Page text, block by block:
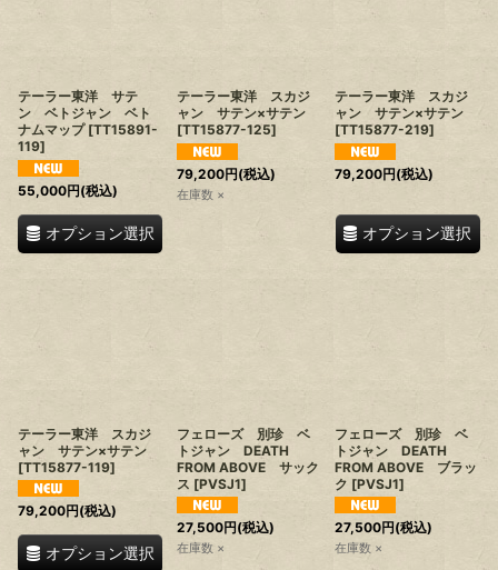
テーラー東洋 サテ
ン ベトジャン ベト
ナムマップ [TT15891-
119]
55,000円(税込)
オプション選択
テーラー東洋 スカジ
ャン サテン×サテン
[TT15877-125]
79,200円(税込)
在庫数 ×
テーラー東洋 スカジ
ャン サテン×サテン
[TT15877-219]
79,200円(税込)
オプション選択
テーラー東洋 スカジ
ャン サテン×サテン
[TT15877-119]
79,200円(税込)
オプション選択
フェローズ 別珍 ベ
トジャン DEATH
FROM ABOVE サック
ス [PVSJ1]
27,500円(税込)
在庫数 ×
フェローズ 別珍 ベ
トジャン DEATH
FROM ABOVE ブラッ
ク [PVSJ1]
27,500円(税込)
在庫数 ×